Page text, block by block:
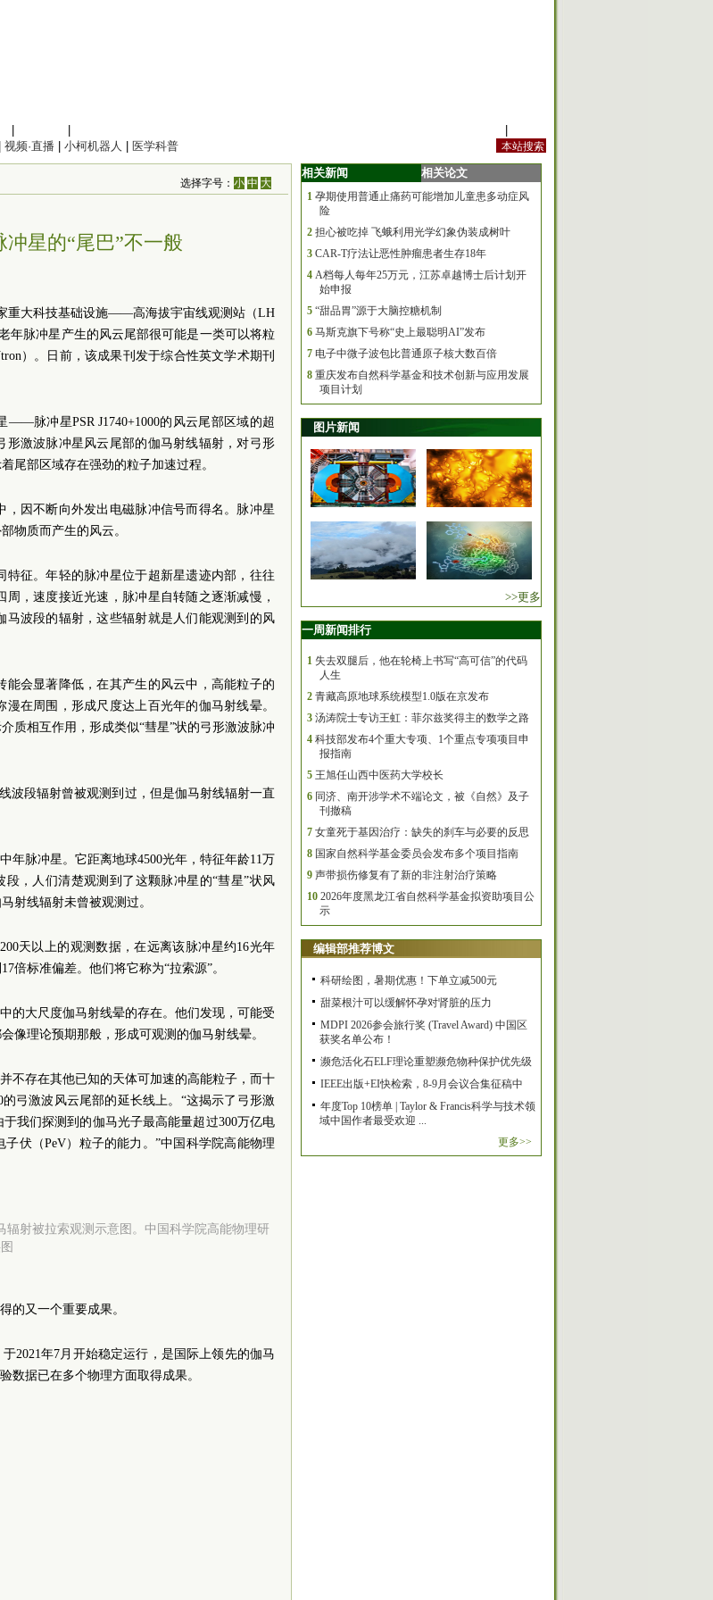
视频·直播 小柯机器人 医学科普
选择字号：小 中 大
星的“尾巴”不一般
重大科技基础设施——高海拔宇宙线观测站（LH
年脉冲星产生的风云尾部很可能是一类可以将粒
）。日前，该成果刊发于综合性英文学术期刊
脉冲星PSR J1740+1000的风云尾部区域的超
激波脉冲星风云尾部的伽马射线辐射，对弓形
尾部区域存在强劲的粒子加速过程。
因不断向外发出电磁脉冲信号而得名。脉冲星
物质而产生的风云。
征。年轻的脉冲星位于超新星遗迹内部，往往
，速度接近光速，脉冲星自转随之逐渐减慢，
波段的辐射，这些辐射就是人们能观测到的风
会显著降低，在其产生的风云中，高能粒子的
在周围，形成尺度达上百光年的伽马射线晕。
质相互作用，形成类似“彗星”状的弓形激波脉冲
波段辐射曾被观测到过，但是伽马射线辐射一直
年脉冲星。它距离地球4500光年，特征年龄11万
，人们清楚观测到了这颗脉冲星的“彗星”状风
射线辐射未曾被观测过。
天以上的观测数据，在远离该脉冲星约16光年
倍标准偏差。他们将它称为“拉索源”。
的大尺度伽马射线晕的存在。他们发现，可能受
像理论预期那般，形成可观测的伽马射线晕。
不存在其他已知的天体可加速的高能粒子，而十
的弓激波风云尾部的延长线上。“这揭示了弓形激
我们探测到的伽马光子最高能量超过300万亿电
伏（PeV）粒子的能力。”中国科学院高能物理
射被拉索观测示意图。中国科学院高能物理研
的又一个重要成果。
2021年7月开始稳定运行，是国际上领先的伽马
数据已在多个物理方面取得成果。
相关新闻 相关论文
1 孕期使用普通止痛药可能增加儿童患多动症风
险
2 担心被吃掉 飞蛾利用光学幻象伪装成树叶
3 CAR-T疗法让恶性肿瘤患者生存18年
4 A档每人每年25万元，江苏卓越博士后计划开
始申报
5 “甜品胃”源于大脑控糖机制
6 马斯克旗下号称“史上最聪明AI”发布
7 电子中微子波包比普通原子核大数百倍
8 重庆发布自然科学基金和技术创新与应用发展
项目计划
图片新闻
>>更多
一周新闻排行
1 失去双腿后，他在轮椅上书写“高可信”的代码
人生
2 青藏高原地球系统模型1.0版在京发布
3 汤涛院士专访王虹：菲尔兹奖得主的数学之路
4 科技部发布4个重大专项、1个重点专项项目申
报指南
5 王旭任山西中医药大学校长
6 同济、南开涉学术不端论文，被《自然》及子
刊撤稿
7 女童死于基因治疗：缺失的刹车与必要的反思
8 国家自然科学基金委员会发布多个项目指南
9 声带损伤修复有了新的非注射治疗策略
10 2026年度黑龙江省自然科学基金拟资助项目公
示
编辑部推荐博文
科研绘图，暑期优惠！下单立减500元
甜菜根汁可以缓解怀孕对肾脏的压力
MDPI 2026参会旅行奖 (Travel Award) 中国区
获奖名单公布！
濒危活化石ELF理论重塑濒危物种保护优先级
IEEE出版+EI快检索，8-9月会议合集征稿中
年度Top 10榜单 | Taylor & Francis科学与技术领
域中国作者最受欢迎 ...
更多>>